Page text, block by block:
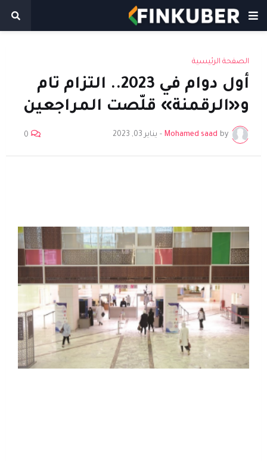
الصفحة الرئيسية
أول دوام في 2023.. التزام تام
و«الرقمنة» قلّصت المراجعين
by
Mohamed saad
- يناير 03, 2023 0